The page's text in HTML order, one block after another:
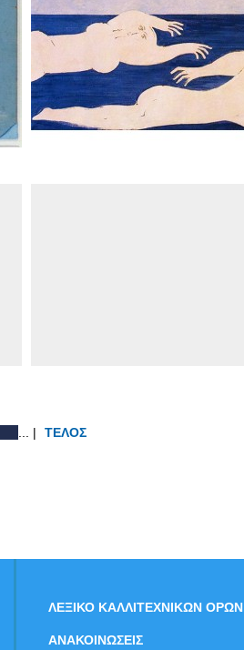
... | ΤΕΛΟΣ
ΛΕΞΙΚΟ ΚΑΛΛΙΤΕΧΝΙΚΩΝ ΟΡΩΝ
ΑΝΑΚΟΙΝΩΣΕΙΣ